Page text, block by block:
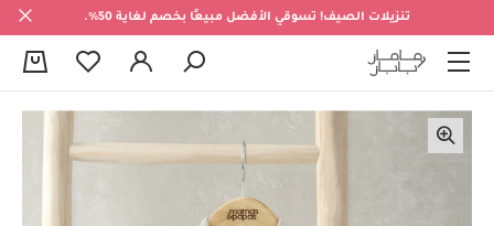
تنزيلات الصيف! تسوقي الأفضل مبيعًا بخصم لغاية 50%.